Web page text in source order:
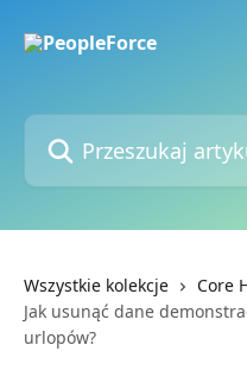
Przeszukaj artykuły...
Wszystkie kolekcje Core
Jak usunąć dane
urlopów?